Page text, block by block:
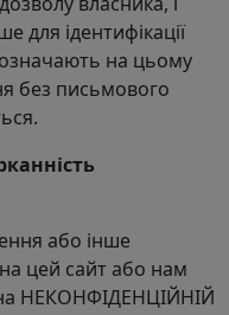
для ідентифікації
на цьому
без письмового
або інше
цей сайт або нам
НЕКОНФІДЕНЦІЙНІЙ